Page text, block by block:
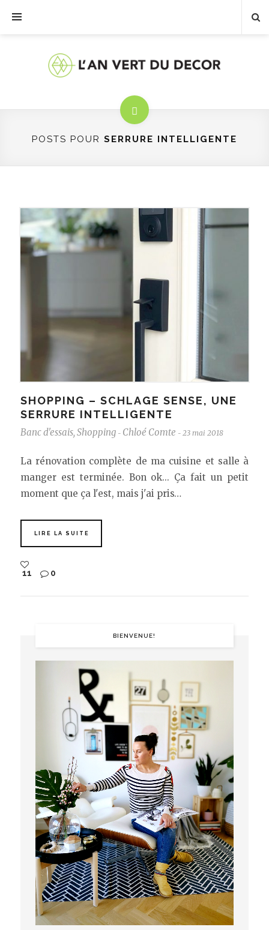
POSTS POUR SERRURE INTELLIGENTE
SHOPPING – SCHLAGE SENSE, UNE
SERRURE INTELLIGENTE
Banc d'essais, Shopping - Chloé Comte - 23 mai 2018
La rénovation complète de ma cuisine et salle à
manger est terminée. Bon ok... Ça fait un petit
moment que ça l'est, mais j'ai pris…
LIRE LA SUITE
11 0
BIENVENUE!